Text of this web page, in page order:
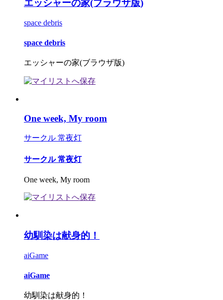
エッシャーの家(ブラウザ版)
space debris
space debris
エッシャーの家(ブラウザ版)
One week, My room
サークル 常夜灯
サークル 常夜灯
One week, My room
幼馴染は献身的！
aiGame
aiGame
幼馴染は献身的！